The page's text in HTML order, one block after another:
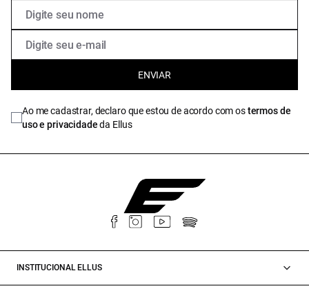
ENVIAR
Ao me cadastrar, declaro que estou de acordo com ostermos de
uso e privacidadeda Ellus
INSTITUCIONAL ELLUS